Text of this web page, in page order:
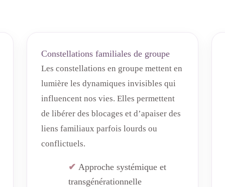
Constellations familiales de groupe
Les constellations en groupe mettent en
lumière les dynamiques invisibles qui
influencent nos vies. Elles permettent
de libérer des blocages et d’apaiser des
liens familiaux parfois lourds ou
conflictuels.
Approche systémique et
transgénérationnelle